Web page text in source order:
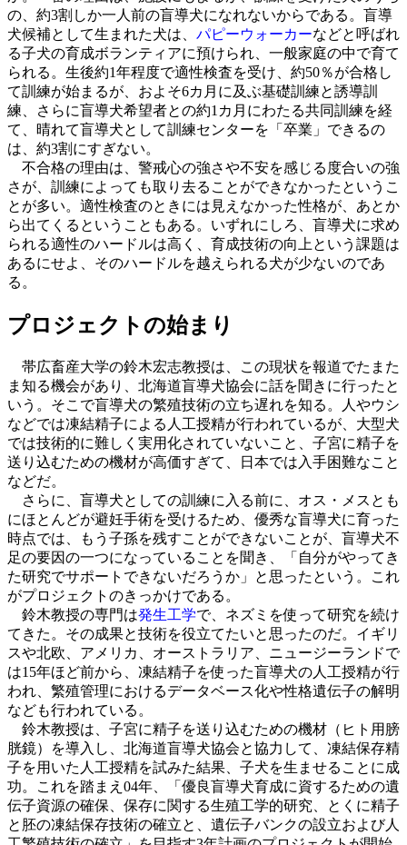
の、約3割しか一人前の盲導犬になれないからである。盲導
犬候補として生まれた犬は、 パピーウォーカーなどと呼ばれ
る子犬の育成ボランティアに預けられ、一般家庭の中で育て
られる。生後約1年程度で適性検査を受け、約50％が合格し
て訓練が始まるが、およそ6カ月に及ぶ基礎訓練と誘導訓
練、さらに盲導犬希望者との約1カ月にわたる共同訓練を経
て、晴れて盲導犬として訓練センターを「卒業」できるの
は、約3割にすぎない。
不合格の理由は、警戒心の強さや不安を感じる度合いの強
さが、訓練によっても取り去ることができなかったというこ
とが多い。適性検査のときには見えなかった性格が、あとか
ら出てくるということもある。いずれにしろ、盲導犬に求め
られる適性のハードルは高く、育成技術の向上という課題は
あるにせよ、そのハードルを越えられる犬が少ないのであ
る。
プロジェクトの始まり
帯広畜産大学の鈴木宏志教授は、この現状を報道でたまた
ま知る機会があり、北海道盲導犬協会に話を聞きに行ったと
いう。そこで盲導犬の繁殖技術の立ち遅れを知る。人やウシ
などでは凍結精子による人工授精が行われているが、大型犬
では技術的に難しく実用化されていないこと、子宮に精子を
送り込むための機材が高価すぎて、日本では入手困難なこと
などだ。
さらに、盲導犬としての訓練に入る前に、オス・メスとも
にほとんどが避妊手術を受けるため、優秀な盲導犬に育った
時点では、もう子孫を残すことができないことが、盲導犬不
足の要因の一つになっていることを聞き、「自分がやってき
た研究でサポートできないだろうか」と思ったという。これ
がプロジェクトのきっかけである。
鈴木教授の専門は発生工学で、ネズミを使って研究を続け
てきた。その成果と技術を役立てたいと思ったのだ。イギリ
スや北欧、アメリカ、オーストラリア、ニュージーランドで
は15年ほど前から、凍結精子を使った盲導犬の人工授精が行
われ、繁殖管理におけるデータベース化や性格遺伝子の解明
なども行われている。
鈴木教授は、子宮に精子を送り込むための機材（ヒト用膀
胱鏡）を導入し、北海道盲導犬協会と協力して、凍結保存精
子を用いた人工授精を試みた結果、子犬を生ませることに成
功。これを踏まえ04年、「優良盲導犬育成に資するための遺
伝子資源の確保、保存に関する生殖工学的研究、とくに精子
と胚の凍結保存技術の確立と、遺伝子バンクの設立および人